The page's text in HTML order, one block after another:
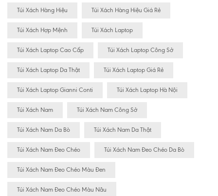
Túi Xách Hàng Hiệu Túi Xách Hàng Hiệu Giá Rẻ
Túi Xách Hợp Mệnh Túi Xách Laptop
Túi Xách Laptop Cao Cấp Túi Xách Laptop Công Sở
Túi Xách Laptop Da Thật Túi Xách Laptop Giá Rẻ
Túi Xách Laptop Gianni Conti Túi Xách Laptop Hà Nội
Túi Xách Nam Túi Xách Nam Công Sở
Túi Xách Nam Da Bò Túi Xách Nam Da Thật
Túi Xách Nam Đeo Chéo Túi Xách Nam Đeo Chéo Da Bò
Túi Xách Nam Đeo Chéo Màu Đen
Túi Xách Nam Đeo Chéo Màu Nâu